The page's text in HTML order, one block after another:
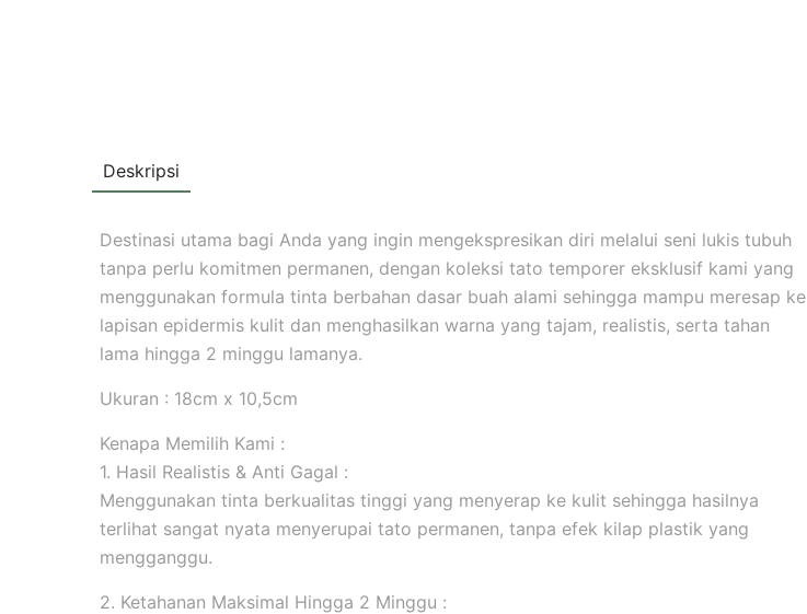
Deskripsi
Destinasi utama bagi Anda yang ingin mengekspresikan diri melalui seni lukis tubuh
tanpa perlu komitmen permanen, dengan koleksi tato temporer eksklusif kami yang
menggunakan formula tinta berbahan dasar buah alami sehingga mampu meresap ke
lapisan epidermis kulit dan menghasilkan warna yang tajam, realistis, serta tahan
lama hingga 2 minggu lamanya.
Ukuran : 18cm x 10,5cm
Kenapa Memilih Kami :
1. Hasil Realistis & Anti Gagal :
Menggunakan tinta berkualitas tinggi yang menyerap ke kulit sehingga hasilnya
terlihat sangat nyata menyerupai tato permanen, tanpa efek kilap plastik yang
mengganggu.
2. Ketahanan Maksimal Hingga 2 Minggu :